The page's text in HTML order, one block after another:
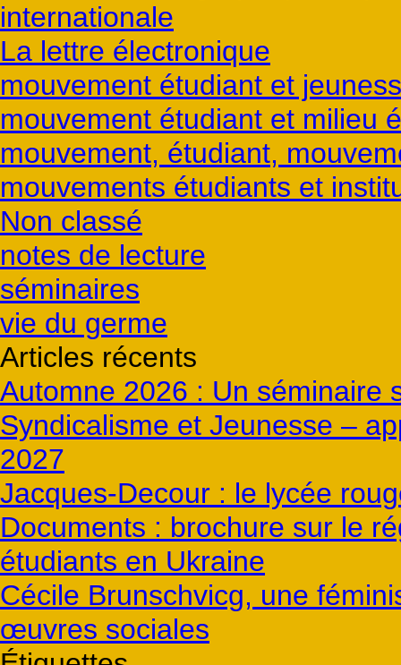
internationale
La lettre électronique
mouvement étudiant et
mouvement étudiant et milieu
mouvement, étudiant,
mouvements étudiants et
Non classé
notes de lecture
séminaires
vie du germe
Articles récents
Automne 2026 : Un séminaire
Syndicalisme et Jeunesse –
2027
Jacques-Decour : le lycée
Documents : brochure sur le
étudiants en Ukraine
Cécile Brunschvicg, une
œuvres sociales